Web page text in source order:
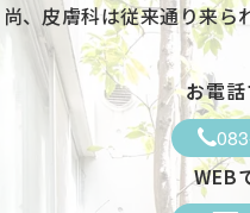
-
※1 皮膚科は第1・3・5週目の
休診日／日曜日、祝日
尚、皮膚科は従来通り来ら
お電
WEB